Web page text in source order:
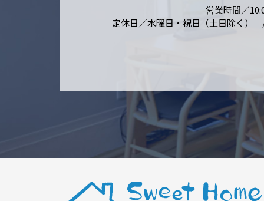
営業時間／
定休日／水曜日・祝日（土日除く